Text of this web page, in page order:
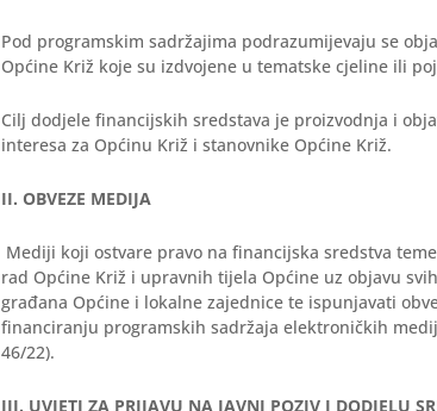
Pod programskim sadržajima podrazumijevaju se
Općine Križ koje su izdvojene u tematske cjeline ili
Cilj dodjele financijskih sredstava je proizvodnja i
interesa za Općinu Križ i stanovnike Općine Križ.
II. OBVEZE MEDIJA
Mediji koji ostvare pravo na financijska sredstva
rad Općine Križ i upravnih tijela Općine uz objavu
građana Općine i lokalne zajednice te ispunjavati
financiranju programskih sadržaja elektroničkih
46/22).
III. UVJETI ZA PRIJAVU NA JAVNI POZIV I DODJELU